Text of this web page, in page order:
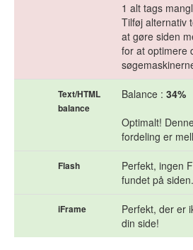
1 alt tags
Tilføj alternativ
at gøre siden
for at optimere
Text/HTML
balance
Balance : 34%
Optimalt!
fordeling er
Flash
Perfekt, ingen
fundet på siden.
iFrame
Perfekt, der er
din side!